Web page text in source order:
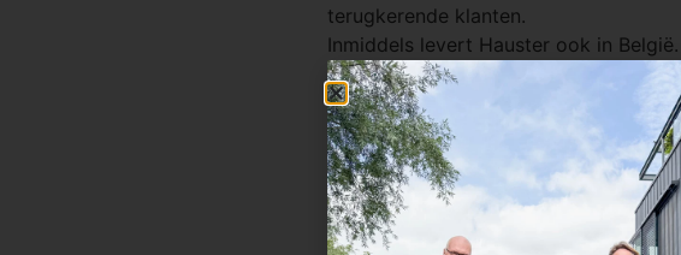
terugkerende klanten.
Inmiddels levert Hauster ook in
werd genomineerd voor zowel een
belangrijkste onderscheidingen op
Gebruikte proces
Product Discovery D2